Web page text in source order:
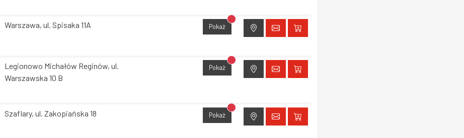
Warszawa, ul. Spisaka 11A Pokaż Brak dostępu do lokalizacji
Legionowo Michałów Reginów, ul.
Warszawska 10 B
Pokaż Brak dostępu do lokalizacji
Szaflary, ul. Zakopiańska 18 Pokaż Brak dostępu do lokalizacji